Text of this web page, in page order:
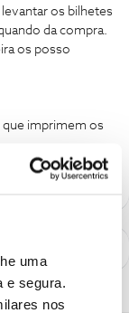
uma
e segura.
nos
levantar os bilhetes
da compra.
os posso
imprimem os